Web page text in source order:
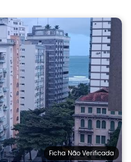
Ficha Não Verificada